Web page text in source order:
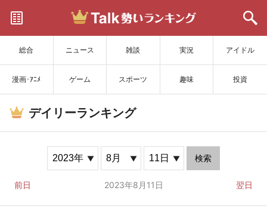
総合 ニュース 雑談 実況 アイドル
漫画･ｱﾆﾒ ゲーム スポーツ 趣味 投資
サイトを更新
デイリーランキング
検索
前日 2023年8月11日 翌日